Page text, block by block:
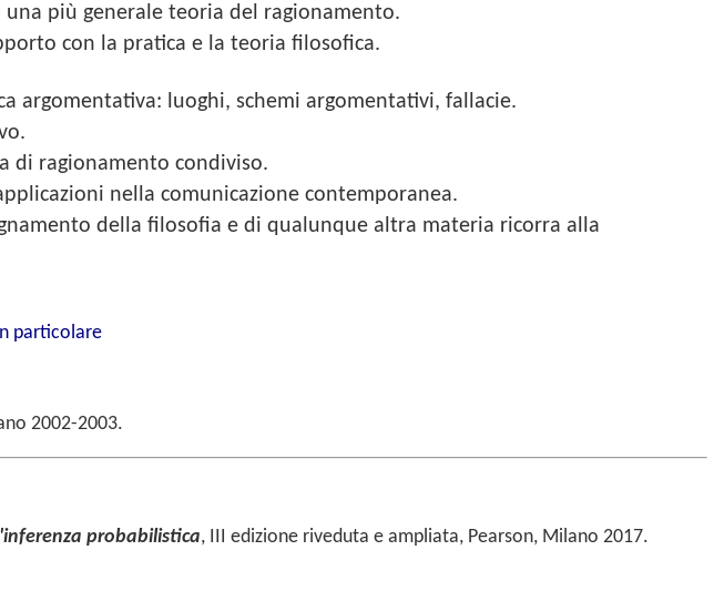
più generale teoria del ragionamento.
con la pratica e la teoria filosofica.
argomentativa: luoghi, schemi argomentativi, fallacie.
di ragionamento condiviso.
nella comunicazione contemporanea.
della filosofia e di qualunque altra materia ricorra alla
particolare
2002-2003.
probabilistica, III edizione riveduta e ampliata, Pearson, Milano 2017.